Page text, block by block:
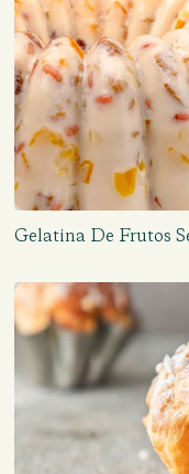
Gelatina De Frutos